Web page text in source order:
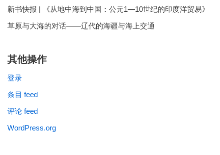
新书快报 | 《从地中海到中国：公元1—10世纪的印度洋贸易》
草原与大海的对话——辽代的海疆与海上交通
其他操作
登录
条目 feed
评论 feed
WordPress.org